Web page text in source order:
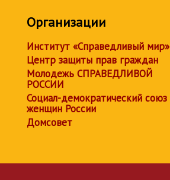
Организации
Институт «Справедливый мир»
Центр защиты прав граждан
Молодежь СПРАВЕДЛИВОЙ
РОССИИ
Социал-демократический союз
женщин России
Домсовет